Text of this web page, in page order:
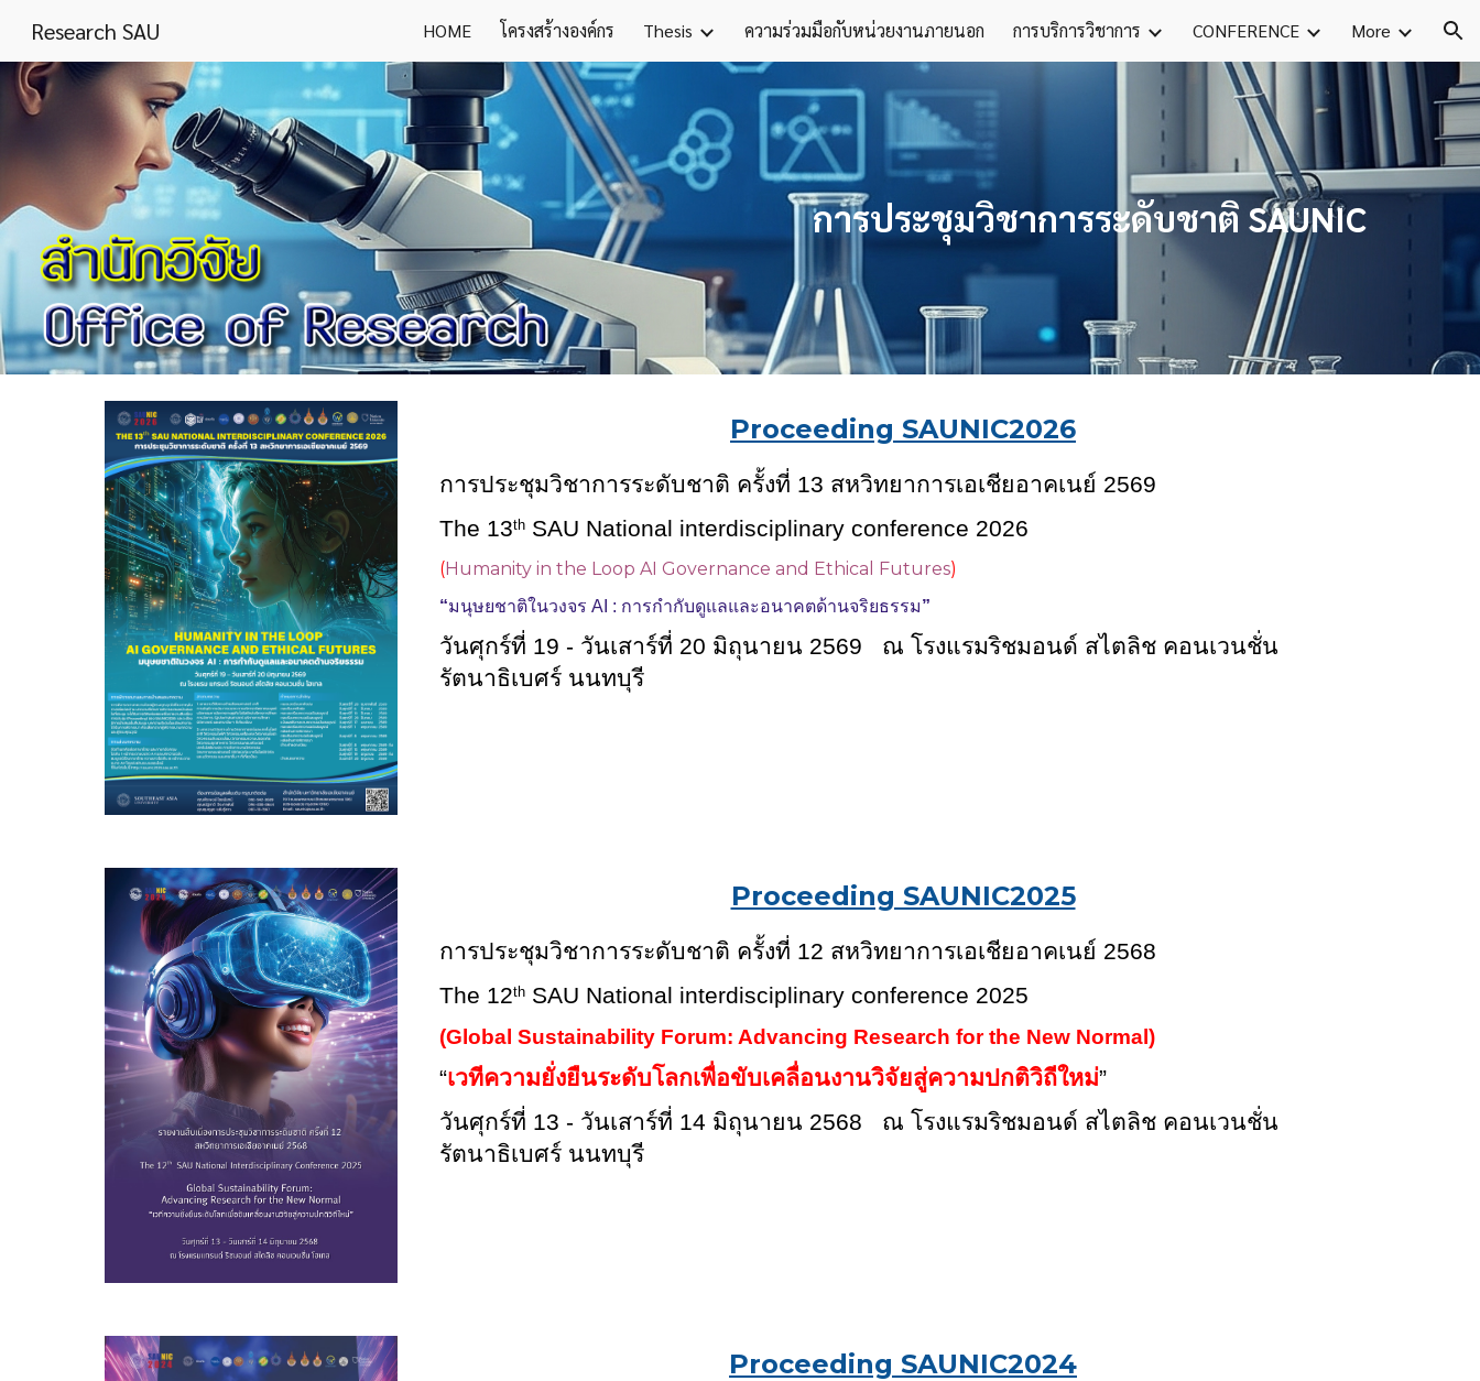
Skip to main content Skip to navigation
Research SAU HOME โครงสร้างองค์กร Thesis ความร่วมมือกับหน่วยงานภายนอก การบริการวิชาการ CONFERENCE More
การประชุมวิชาการระดับชาติ SAUNIC
Proceeding SAUNIC2026
การประชุมวิชาการระดับชาติ ครั้งที่ 13 สหวิทยาการเอเชียอาคเนย์ 2569
The 13thSAU National interdisciplinary conference 2026
(Humanity in the Loop AI Governance and Ethical Futures)
“มนุษยชาติในวงจร AI : การกำกับดูแลและอนาคตด้านจริยธรรม”
วันศุกร์ที่ 19 - วันเสาร์ที่ 20 มิถุนายน 2569 ณ โรงแรมริชมอนด์ สไตลิช คอนเวนชั่น
รัตนาธิเบศร์ นนทบุรี
Proceeding SAUNIC2025
การประชุมวิชาการระดับชาติ ครั้งที่ 12 สหวิทยาการเอเชียอาคเนย์ 2568
The 12thSAU National interdisciplinary conference 2025
(Global Sustainability Forum: Advancing Research for the New Normal)
“เวทีความยั่งยืนระดับโลกเพื่อขับเคลื่อนงานวิจัยสู่ความปกติวิถีใหม่”
วันศุกร์ที่ 13 - วันเสาร์ที่ 14 มิถุนายน 2568 ณ โรงแรมริชมอนด์ สไตลิช คอนเวนชั่น
รัตนาธิเบศร์ นนทบุรี
Proceeding SAUNIC2024